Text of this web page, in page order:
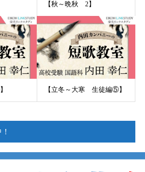
【秋～晩秋 2】
【立冬～大寒 生徒編⑤】